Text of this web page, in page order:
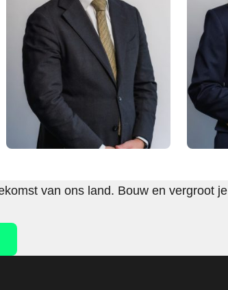
van ons land. Bouw en vergroot je